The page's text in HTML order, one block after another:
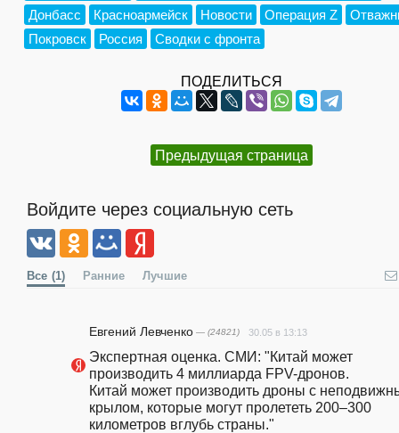
Донбасс
Красноармейск Новости Операция Z
Покровск
Россия Сводки с фронта
ПОДЕЛИТЬСЯ
Предыдущая страница
Войдите через социальную сеть
Все (1) Ранние Лучшие
Евгений Левченко — (24821) 30.05 в 13:13
Экспертная оценка. СМИ: "Китай может
производить 4 миллиарда FPV-дронов.
Китай может производить дроны с
крылом, которые могут пролететь 200–300
километров вглубь страны."